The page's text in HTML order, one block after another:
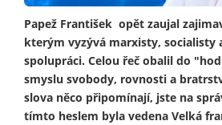
Papež František opět zaujal
kterým vyzývá marxisty, socialisty
spolupráci. Celou řeč obalil do
smyslu svobody, rovnosti a
slova něco připomínají, jste na
tímto heslem byla vedena Velká